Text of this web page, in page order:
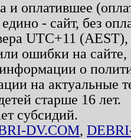
и оплатившее
- сайт, без
UTC+11
ошибки на
о
на актуальные
старше 16 лет.
субсидий.
DV.COM,